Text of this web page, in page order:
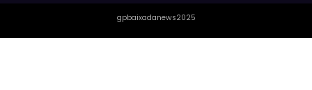
gpbaixadanews2025